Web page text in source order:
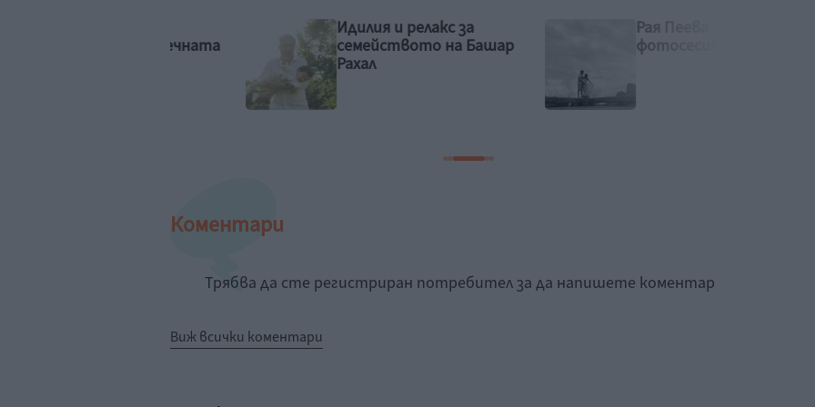
Идилия и релакс за
семейството на Башар
Рахал
Рая Пеева с бременна
фотосесия
Коментари
Трябва да сте регистриран потребител за да напишете коментар
Виж всички коментари